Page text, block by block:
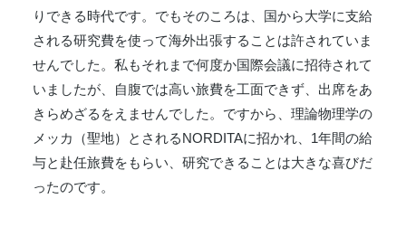
りできる時代です。でもそのころは、国から大学に支給
される研究費を使って海外出張することは許されていま
せんでした。私もそれまで何度か国際会議に招待されて
いましたが、自腹では高い旅費を工面できず、出席をあ
きらめざるをえませんでした。ですから、理論物理学の
メッカ（聖地）とされるNORDITAに招かれ、1年間の給
与と赴任旅費をもらい、研究できることは大きな喜びだ
ったのです。